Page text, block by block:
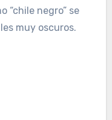
“chile negro” se
muy oscuros.